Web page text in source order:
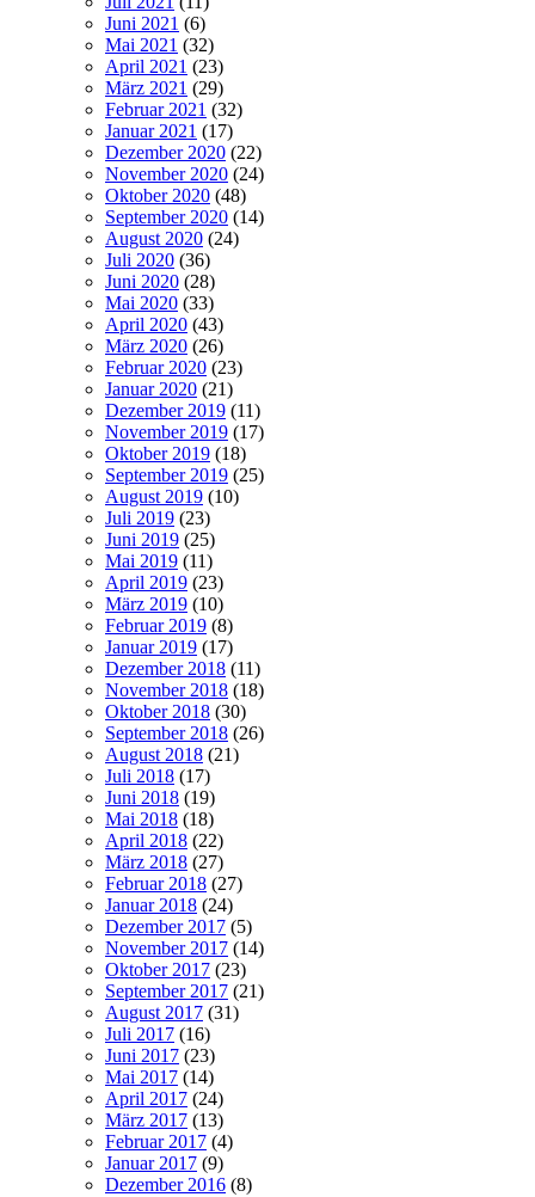
Juni 2021 (6)
Mai 2021 (32)
April 2021 (23)
März 2021 (29)
Februar 2021 (32)
Januar 2021 (17)
Dezember 2020 (22)
November 2020 (24)
Oktober 2020 (48)
September 2020 (14)
August 2020 (24)
Juli 2020 (36)
Juni 2020 (28)
Mai 2020 (33)
April 2020 (43)
März 2020 (26)
Februar 2020 (23)
Januar 2020 (21)
Dezember 2019 (11)
November 2019 (17)
Oktober 2019 (18)
September 2019 (25)
August 2019 (10)
Juli 2019 (23)
Juni 2019 (25)
Mai 2019 (11)
April 2019 (23)
März 2019 (10)
Februar 2019 (8)
Januar 2019 (17)
Dezember 2018 (11)
November 2018 (18)
Oktober 2018 (30)
September 2018 (26)
August 2018 (21)
Juli 2018 (17)
Juni 2018 (19)
Mai 2018 (18)
April 2018 (22)
März 2018 (27)
Februar 2018 (27)
Januar 2018 (24)
Dezember 2017 (5)
November 2017 (14)
Oktober 2017 (23)
September 2017 (21)
August 2017 (31)
Juli 2017 (16)
Juni 2017 (23)
Mai 2017 (14)
April 2017 (24)
März 2017 (13)
Februar 2017 (4)
Januar 2017 (9)
Dezember 2016 (8)